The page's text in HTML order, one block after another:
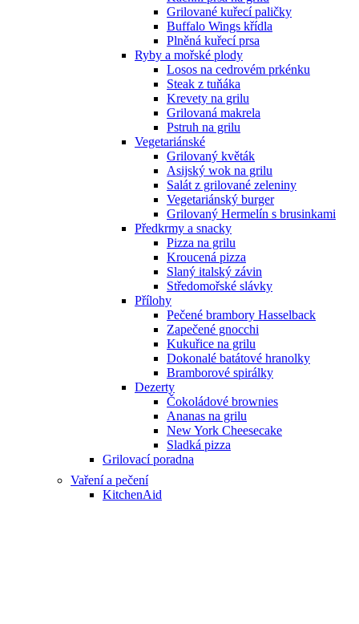
Grilované kuřecí paličky
Buffalo Wings křídla
Plněná kuřecí prsa
Ryby a mořské plody
Losos na cedrovém prkénku
Steak z tuňáka
Krevety na grilu
Grilovaná makrela
Pstruh na grilu
Vegetariánské
Grilovaný květák
Asijský wok na grilu
Salát z grilované zeleniny
Vegetariánský burger
Grilovaný Hermelín s brusinkami
Předkrmy a snacky
Pizza na grilu
Kroucená pizza
Slaný italský závin
Středomořské slávky
Přílohy
Pečené brambory Hasselback
Zapečené gnocchi
Kukuřice na grilu
Dokonalé batátové hranolky
Bramborové spirálky
Dezerty
Čokoládové brownies
Ananas na grilu
New York Cheesecake
Sladká pizza
Grilovací poradna
Vaření a pečení
KitchenAid